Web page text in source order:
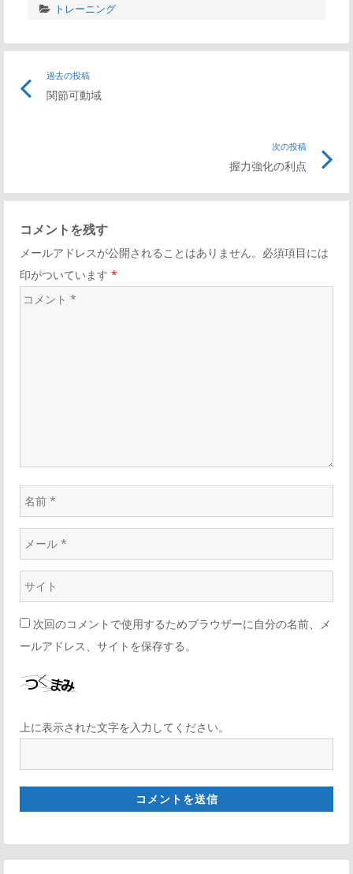
トレーニング
過去の投稿
関節可動域
次の投稿
握力強化の利点
コメントを残す
メールアドレスが公開されることはありません。必須項目には
印がついています *
次回のコメントで使用するためブラウザーに自分の名前、メ
ールアドレス、サイトを保存する。
上に表示された文字を入力してください。